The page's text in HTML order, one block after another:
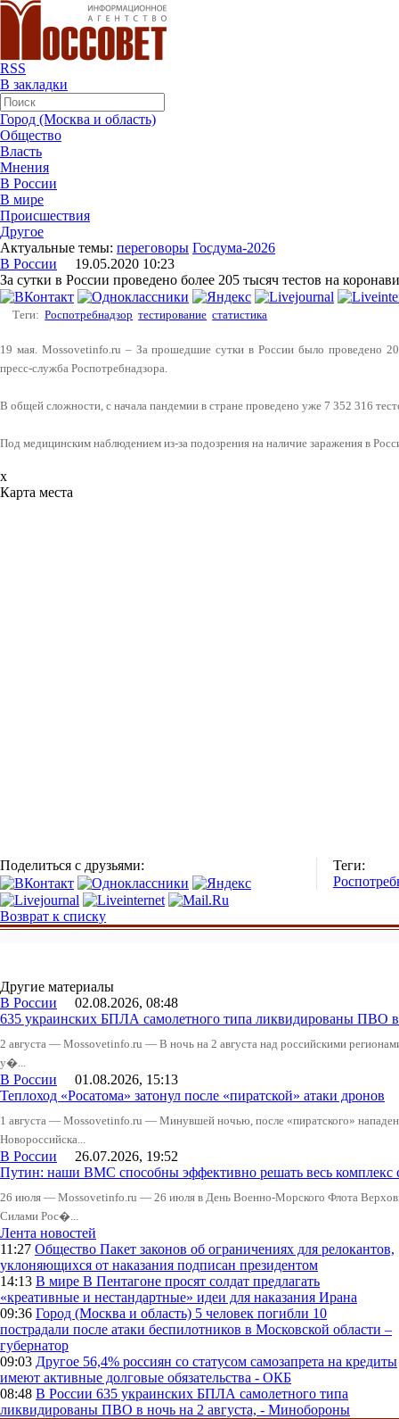
RSS
В закладки
Город (Москва и область)
Общество
Власть
Мнения
В России
В мире
Происшествия
Другое
Актуальные темы: переговоры Госдума-2026
В России 19.05.2020 10:23
За сутки в России проведено более 205 тысяч тестов на
Теги: Роспотребнадзор тестирование статистика
19 мая. Mossovetinfo.ru – За прошедшие сутки в России было проведено
пресс-служба Роспотребнадзора.
В общей сложности, с начала пандемии в стране проведено уже 7 352 316
Под медицинским наблюдением из-за подозрения на наличие заражения в
x
Карта места
Поделиться с друзьями:
Теги:
Возврат к списку
Другие материалы
В России 02.08.2026, 08:48
635 украинских БПЛА самолетного типа ликвидированы ПВО
2 августа — Mossovetinfo.ru — В ночь на 2 августа над российскими
у�...
В России 01.08.2026, 15:13
Теплоход «Росатома» затонул после «пиратской» атаки дронов
1 августа — Mossovetinfo.ru — Минувшей ночью, после «пиратского»
Новороссийска...
В России 26.07.2026, 19:52
Путин: наши ВМС способны эффективно решать весь комплекс
26 июля — Mossovetinfo.ru — 26 июля в День Военно-Морского Флота
Силами Рос�...
Лента новостей
11:27 Общество Пакет законов об ограничениях для релокантов,
уклоняющихся от наказания подписан президентом
14:13 В мире В Пентагоне просят солдат предлагать
«креативные и нестандартные» идеи для наказания Ирана
09:36 Город (Москва и область) 5 человек погибли 10
пострадали после атаки беспилотников в Московской области –
губернатор
09:03 Другое 56,4% россиян со статусом самозапрета на кредиты
имеют активные долговые обязательства - ОКБ
08:48 В России 635 украинских БПЛА самолетного типа
ликвидированы ПВО в ночь на 2 августа, - Минобороны